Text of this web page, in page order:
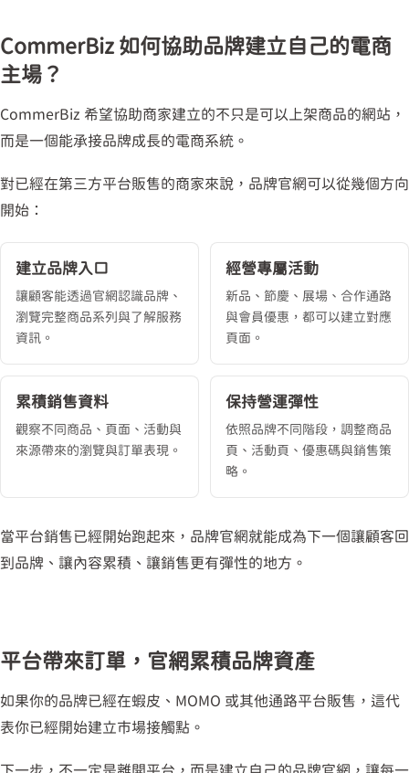
CommerBiz 如何協助品牌建立自己的電商
主場？
CommerBiz 希望協助商家建立的不只是可以上架商品的網站，
而是一個能承接品牌成長的電商系統。
對已經在第三方平台販售的商家來說，品牌官網可以從幾個方向
開始：
建立品牌入口
讓顧客能透過官網認識品牌、
瀏覽完整商品系列與了解服務
資訊。
經營專屬活動
新品、節慶、展場、合作通路
與會員優惠，都可以建立對應
頁面。
累積銷售資料
觀察不同商品、頁面、活動與
來源帶來的瀏覽與訂單表現。
保持營運彈性
依照品牌不同階段，調整商品
頁、活動頁、優惠碼與銷售策
略。
當平台銷售已經開始跑起來，品牌官網就能成為下一個讓顧客回
到品牌、讓內容累積、讓銷售更有彈性的地方。
平台帶來訂單，官網累積品牌資產
如果你的品牌已經在蝦皮、MOMO 或其他通路平台販售，這代
表你已經開始建立市場接觸點。